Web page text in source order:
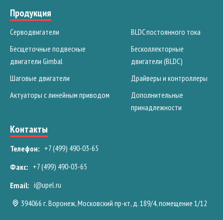
Продукция
Серводвигатели
Бесщеточные подвесные
двигатели Gimbal
Шаговые двигатели
Актуаторы с линейным приводом
BLDC постоянного тока
Бесколлекторные
двигатели (BLDC)
Драйверы и контроллеры
Дополнительные
принадлежности
Контакты
Телефон: +7 (499) 490-03-65
Факс: +7 (499) 490-03-65
Email: i@upel.ru
394066 г. Воронеж, Московский пр-кт, д. 189/4, помещение 1/12